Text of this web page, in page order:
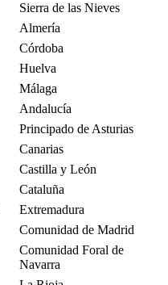
Sierra de las Nieves
Almería
Córdoba
Huelva
Málaga
Andalucía
Principado de Asturias
Canarias
Castilla y León
Cataluña
Extremadura
Comunidad de Madrid
Comunidad Foral de
Navarra